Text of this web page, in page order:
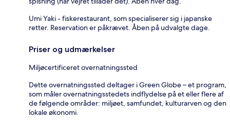
Umi Yaki - fiskerestaurant, som specialiserer sig i japanske
retter. Reservation er påkrævet. Åben på udvalgte dage.
Priser og udmærkelser
Miljøcertificeret overnatningssted
Dette overnatningssted deltager i Green Globe – et program,
som måler overnatningsstedets indflydelse på et eller flere af
de følgende områder: miljøet, samfundet, kulturarven og den
lokale økonomi.